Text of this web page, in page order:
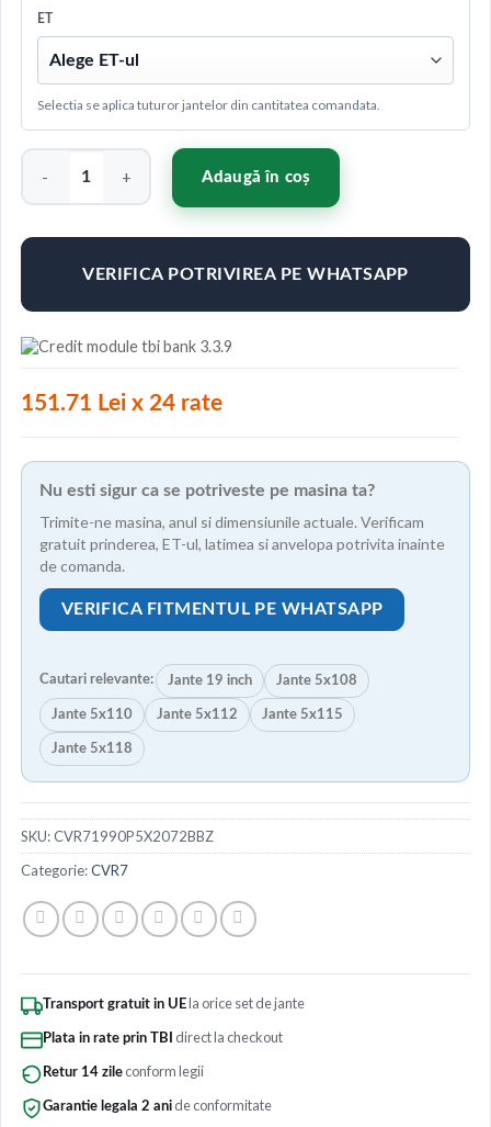
ET
Selectia se aplica tuturor jantelor din cantitatea comandata.
Cantitate Concaver CVR7 19x9 ET20-51 BLANK Brushed Bronze
Adaugă în coș
VERIFICA POTRIVIREA PE WHATSAPP
151.71 Lei x 24 rate
Nu esti sigur ca se potriveste pe masina ta?
Trimite-ne masina, anul si dimensiunile actuale. Verificam
gratuit prinderea, ET-ul, latimea si anvelopa potrivita inainte
de comanda.
VERIFICA FITMENTUL PE WHATSAPP
Cautari relevante: Jante 19 inch Jante 5x108
Jante 5x110 Jante 5x112 Jante 5x115
Jante 5x118
SKU:CVR71990P5X2072BBZ
Categorie:CVR7
Transport gratuit in UEla orice set de jante
Plata in rate prin TBI direct la checkout
Retur 14 zile conform legii
Garantie legala 2 ani de conformitate